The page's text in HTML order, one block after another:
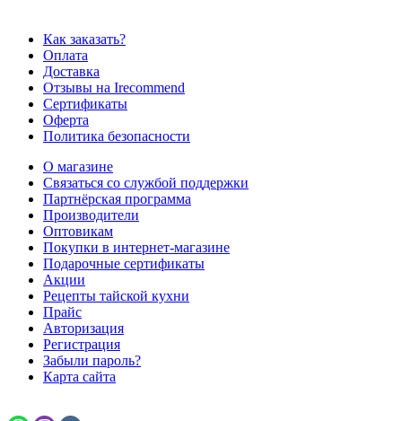
Как заказать?
Оплата
Доставка
Отзывы на Irecommend
Сертификаты
Оферта
Политика безопасности
О магазине
Связаться со службой поддержки
Партнёрская программа
Производители
Оптовикам
Покупки в интернет-магазине
Подарочные сертификаты
Акции
Рецепты тайской кухни
Прайс
Авторизация
Регистрация
Забыли пароль?
Карта сайта